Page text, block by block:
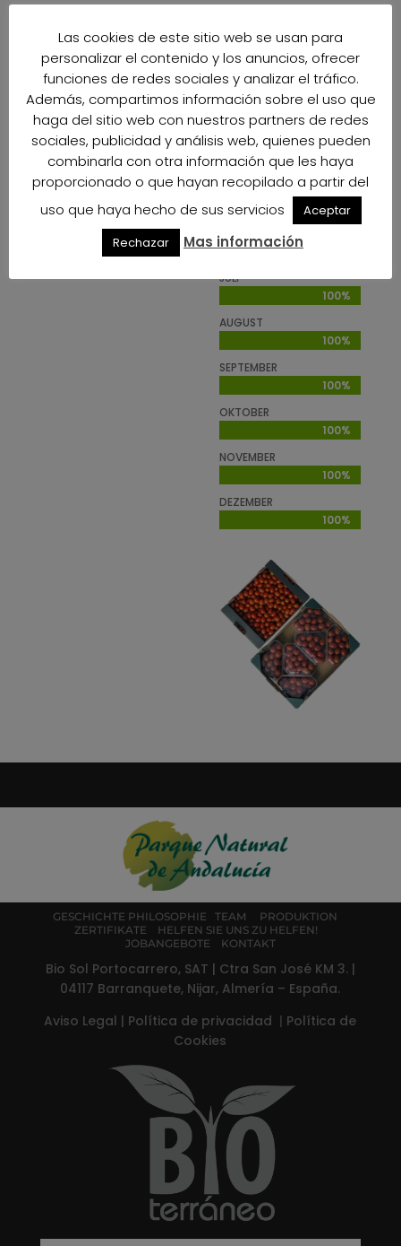
JANUAR
FEBRUAR
100%
100%
MÄRZ
100%
100%
APRIL
100%
100%
MAI
100%
100%
JUNI
JULI
100%
100%
AUGUST
100%
100%
SEPTEMBER
100%
100%
OKTOBER
100%
100%
NOVEMBER
100%
100%
DEZEMBER
100%
100%
GESCHICHTE PHILOSOPHIE TEAM
PRODUKTION
ZERTIFIKATE
HELFEN SIE UNS ZU HELFEN!
JOBANGEBOTE
KONTAKT
Bio Sol Portocarrero, SAT | Ctra San José KM 3. |
04117 Barranquete, Nijar, Almería – España.
Aviso Legal | Política de privacidad | Política de
Cookies
Las cookies de este sitio web se usan para
personalizar el contenido y los anuncios, ofrecer
funciones de redes sociales y analizar el tráfico.
Además, compartimos información sobre el uso que
haga del sitio web con nuestros partners de redes
sociales, publicidad y análisis web, quienes pueden
combinarla con otra información que les haya
proporcionado o que hayan recopilado a partir del
uso que haya hecho de sus servicios
Aceptar
Rechazar
Mas información